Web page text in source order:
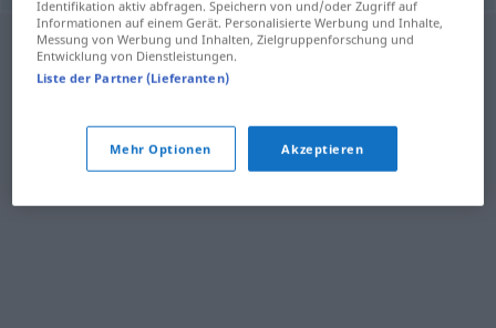
Identifikation aktiv abfragen. Speichern von und/oder Zugriff auf
Informationen auf einem Gerät. Personalisierte Werbung und Inhalte,
Messung von Werbung und Inhalten, Zielgruppenforschung und
Entwicklung von Dienstleistungen.
Liste der Partner (Lieferanten)
Mehr Optionen Akzeptieren